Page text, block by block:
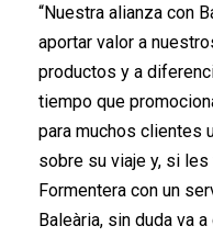
“Nuestra alianza con
aportar valor a
productos y a
tiempo que
para muchos clientes
sobre su viaje y, si
Formentera con un
Baleària, sin duda va